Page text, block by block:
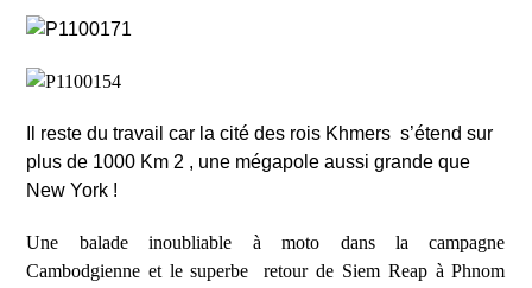
Il reste du travail car la cité des rois Khmers s’étend sur
plus de 1000 Km 2 , une mégapole aussi grande que
New York !
Une balade inoubliable à moto dans la campagne
Cambodgienne et le superbe
retour de Siem Reap à Phnom